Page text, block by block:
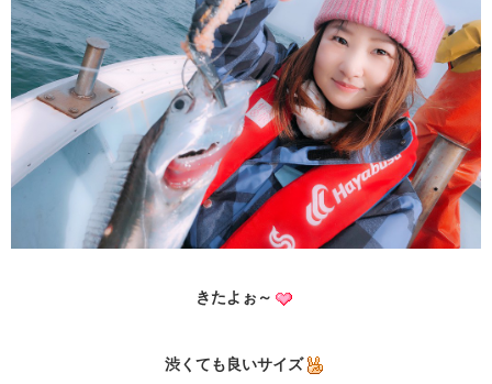
きたよぉ～
渋くても良いサイズ